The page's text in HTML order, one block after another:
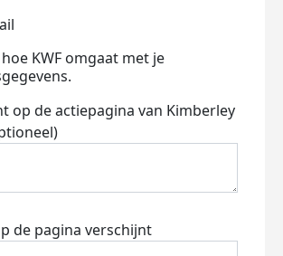
hoe KWF omgaat met je
op de actiepagina van Kimberley
de pagina verschijnt